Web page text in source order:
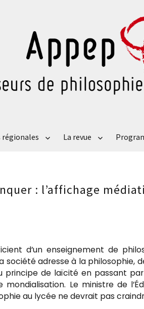
régionales La revue
: l’affichage
d’un enseignement de
adresse à la philosophie,
principe de laïcité en passant
Le ministre de
au lycée ne devrait pas